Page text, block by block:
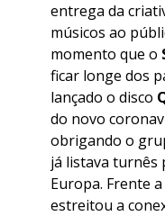
entrega da
músicos ao
momento que o
ficar longe dos
lançado o disco
do novo
obrigando o
já listava turnês
Europa. Frente
estreitou a